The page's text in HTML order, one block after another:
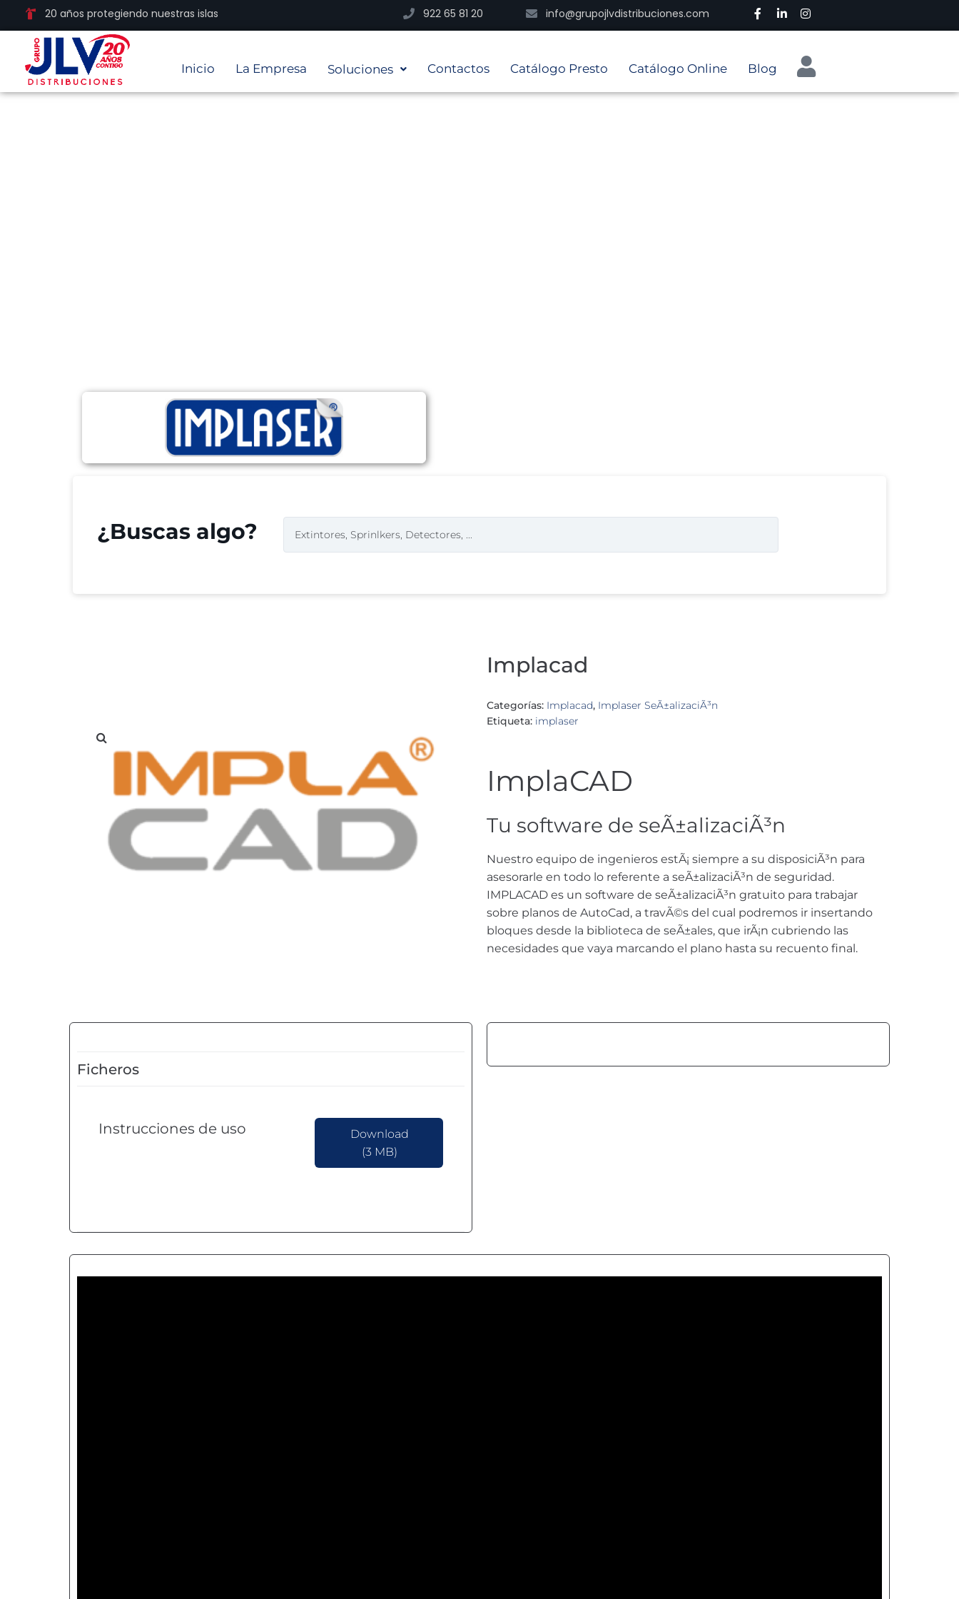
20 años protegiendo nuestras islas 922 65 81 20 info@grupojlvdistribuciones.com
Inicio La Empresa Soluciones Contactos Catálogo Presto Catálogo Online Blog
¿Buscas algo?
Implacad
Categorías: Implacad, Implaser SeÃ±alizaciÃ³n
Etiqueta: implaser
ImplaCAD
Tu software de seÃ±alizaciÃ³n
Nuestro equipo de ingenieros estÃ¡ siempre a su disposiciÃ³n para
asesorarle en todo lo referente a seÃ±alizaciÃ³n de seguridad.
IMPLACAD es un software de seÃ±alizaciÃ³n gratuito para trabajar
sobre planos de AutoCad, a travÃ©s del cual podremos ir insertando
bloques desde la biblioteca de seÃ±ales, que irÃ¡n cubriendo las
necesidades que vaya marcando el plano hasta su recuento final.
Ficheros
Instrucciones de uso
Download
(3 MB)